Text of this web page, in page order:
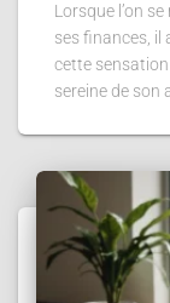
Lorsque l’on
ses finances, il
cette
sereine de son